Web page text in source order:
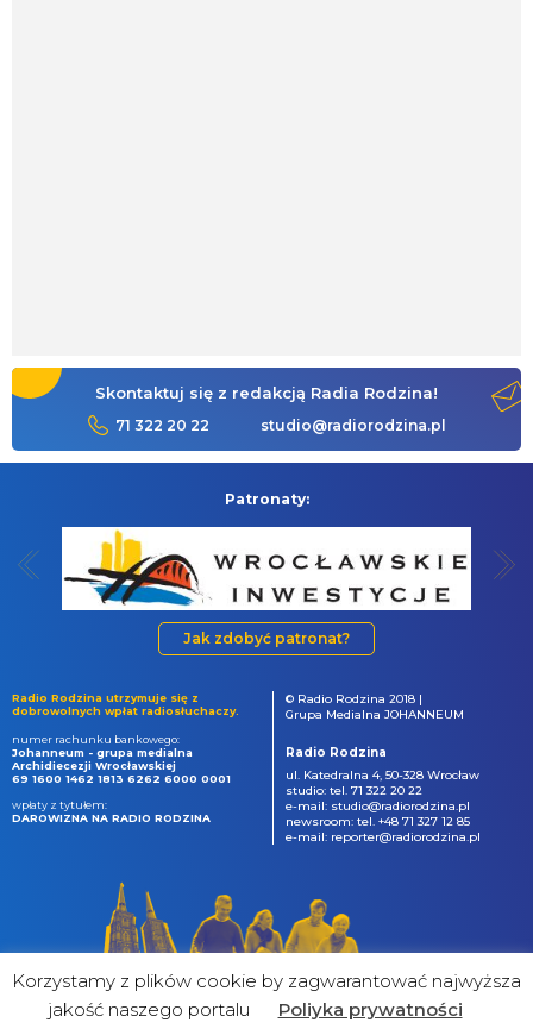
Skontaktuj się z redakcją Radia Rodzina!
71 322 20 22 studio@radiorodzina.pl
Patronaty:
Jak zdobyć patronat?
Radio Rodzina utrzymuje się z
dobrowolnych wpłat radiosłuchaczy.
numer rachunku bankowego:
Johanneum - grupa medialna
Archidiecezji Wrocławskiej
69 1600 1462 1813 6262 6000 0001
wpłaty z tytułem:
DAROWIZNA NA RADIO RODZINA
© Radio Rodzina 2018 |
Grupa Medialna JOHANNEUM
Radio Rodzina
ul. Katedralna 4, 50-328 Wrocław
studio: tel. 71 322 20 22
e-mail: studio@radiorodzina.pl
newsroom: tel. +48 71 327 12 85
e-mail: reporter@radiorodzina.pl
Korzystamy z plików cookie by zagwarantować najwyższa
jakość naszego portalu
Poliyka prywatności